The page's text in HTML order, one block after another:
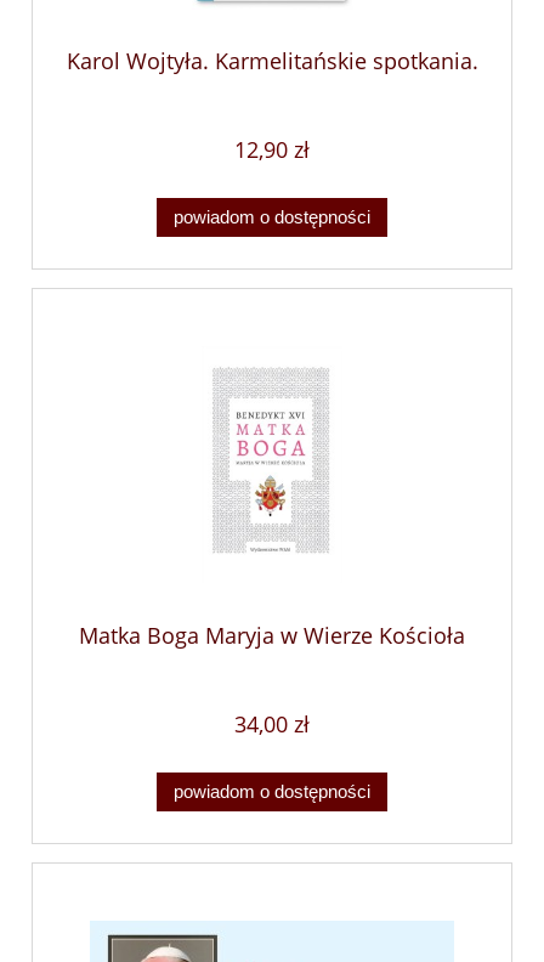
Karol Wojtyła. Karmelitańskie spotkania.
12,90 zł
powiadom o dostępności
Matka Boga Maryja w Wierze Kościoła
34,00 zł
powiadom o dostępności